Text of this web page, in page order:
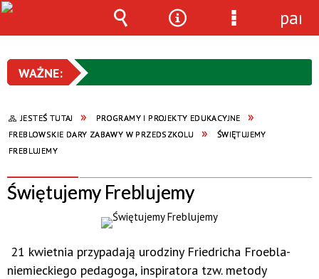
JESTEŚ TUTAJ
PROGRAMY I PROJEKTY EDUKACYJNE
FREBLOWSKIE DARY ZABAWY W PRZEDSZKOLU
ŚWIĘTUJEMY
FREBLUJEMY
Świętujemy Freblujemy
21 kwietnia przypadają urodziny Friedricha Froebla-
niemieckiego pedagoga, inspiratora tzw. metody
Wyszukiwarka
NarzędziaMenu
szczegółowe